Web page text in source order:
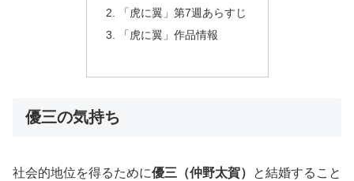
「虎に翼」第7週あらすじ
「虎に翼」作品情報
優三の気持ち
社会的地位を得るために優三（仲野太賀）
と結婚すること